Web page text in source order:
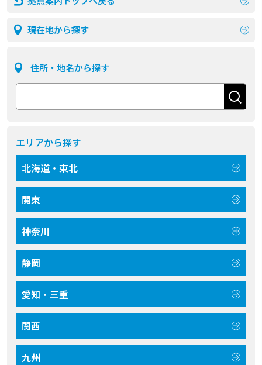
現在地から探す
住所・地名から探す
エリアから探す
北海道・東北
関東
神奈川
静岡
愛知・三重
関西
九州